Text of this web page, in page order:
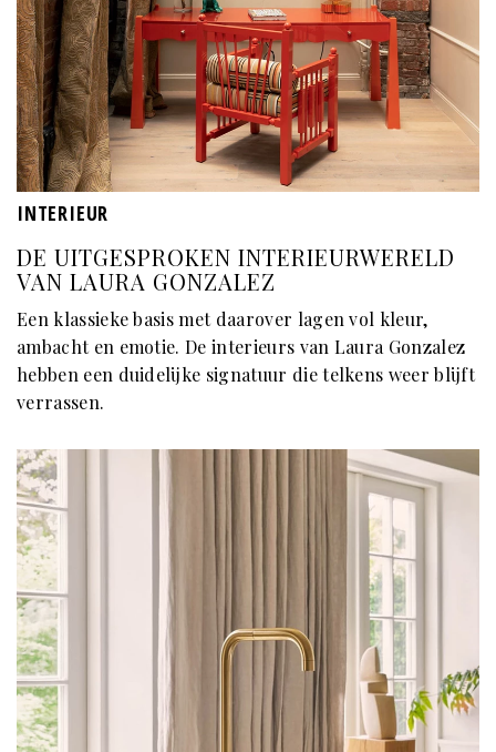
INTERIEUR
DE UITGESPROKEN INTERIEURWERELD
VAN LAURA GONZALEZ
Een klassieke basis met daarover lagen vol kleur,
ambacht en emotie. De interieurs van Laura Gonzalez
hebben een duidelijke signatuur die telkens weer blijft
verrassen.